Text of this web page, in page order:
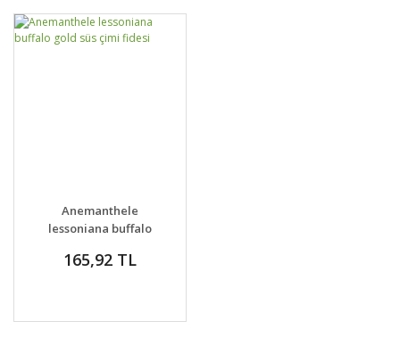
DETAYLAR
VER
Anemanthele
lessoniana buffalo
165,92 TL